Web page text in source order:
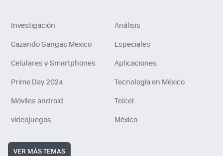
Investigación
Análisis
Cazando Gangas Mexico
Especiales
Celulares y Smartphones
Aplicaciones
Prime Day 2024
Tecnología en México
Móviles android
Telcel
videojuegos
México
VER MÁS TEMAS